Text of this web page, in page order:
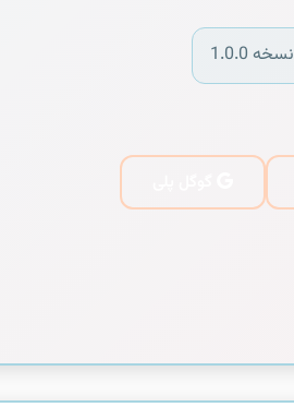
نسخه 1.0.0